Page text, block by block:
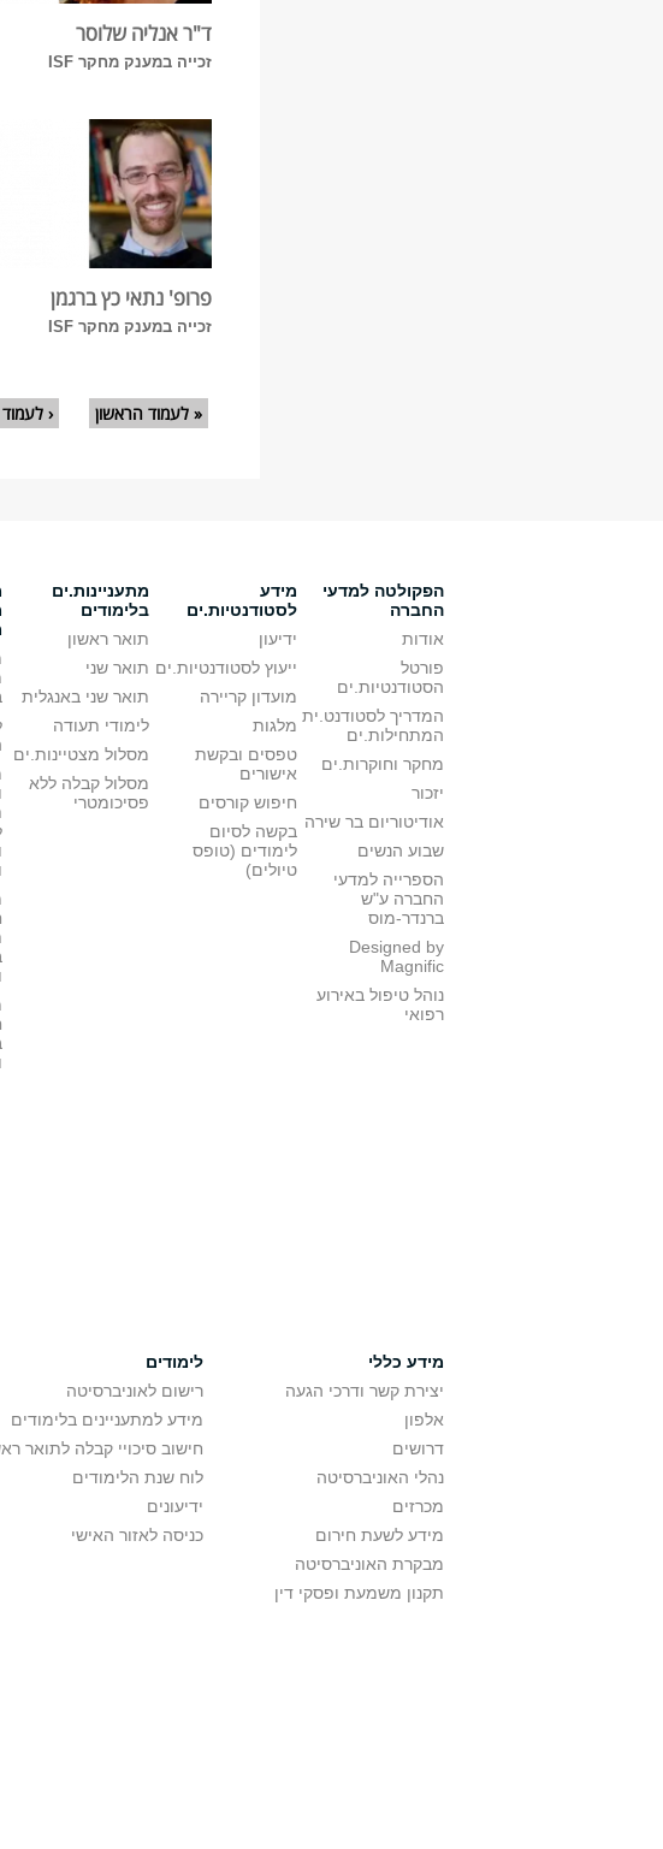
ד"ר אנליה שלוסר
זכייה במענק מחקר ISF
פרופ' נתאי כץ ברגמן
זכייה במענק מחקר ISF
עמודים« לעמוד הראשון ‹
הפקולטה למדעי
החברה
אודות
פורטל
הסטודנטיות.ים
המדריך לסטודנט.ית
המתחילות.ים
מחקר וחוקרות.ים
יזכור
אודיטוריום בר שירה
שבוע הנשים
הספרייה למדעי
החברה ע"ש
ברנדר-מוס
Designed by
Magnific
נוהל טיפול באירוע
רפואי
מידע
לסטודנטיות.ים
ידיעון
ייעוץ לסטודנטיות.ים
מועדון קריירה
מלגות
טפסים ובקשת
אישורים
חיפוש קורסים
בקשה לסיום
לימודים (טופס
טיולים)
מתעניינות.ים
בלימודים
תואר ראשון
תואר שני
תואר שני באנגלית
לימודי תעודה
מסלול מצטיינות.ים
מסלול קבלה ללא
פסיכומטרי
מידע כללי
יצירת קשר ודרכי הגעה
אלפון
דרושים
נהלי האוניברסיטה
מכרזים
מידע לשעת חירום
מבקרת האוניברסיטה
תקנון משמעת ופסקי דין
לימודים
רישום לאוניברסיטה
מידע למתעניינים בלימודים
חישוב סיכויי קבלה לתואר
לוח שנת הלימודים
ידיעונים
כניסה לאזור האישי